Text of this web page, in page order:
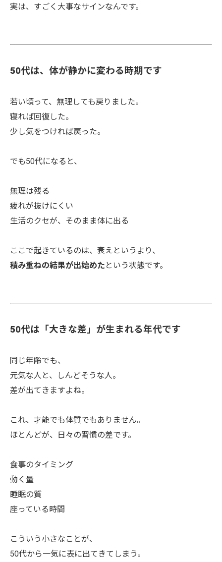
実は、すごく大事なサインなんです。
50代は、体が静かに変わる時期です
若い頃って、無理しても戻りました。
寝れば回復した。
少し気をつければ戻った。
でも50代になると、
無理は残る
疲れが抜けにくい
生活のクセが、そのまま体に出る
ここで起きているのは、衰えというより、
積み重ねの結果が出始めた という状態です。
50代は「大きな差」が生まれる年代です
同じ年齢でも、
元気な人と、しんどそうな人。
差が出てきますよね。
これ、才能でも体質でもありません。
ほとんどが、日々の習慣の差です。
食事のタイミング
動く量
睡眠の質
座っている時間
こういう小さなことが、
50代から一気に表に出てきてしまう。